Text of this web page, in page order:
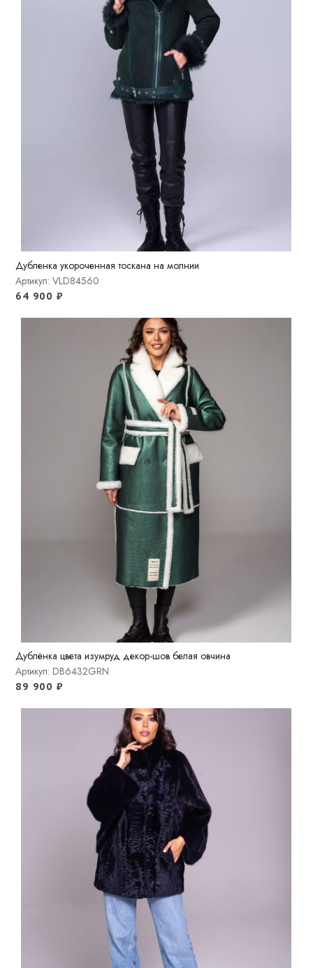
Дубленка укороченная тоскана на молнии
Артикул: VLD84560
64 900 ₽
Дублёнка цвета изумруд декор-шов белая овчина
Артикул: DB6432GRN
89 900 ₽